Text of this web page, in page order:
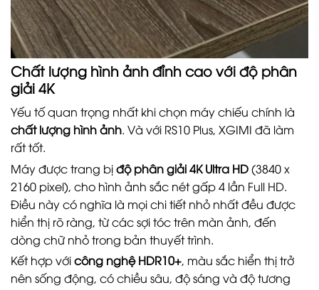
Chất lượng hình ảnh đỉnh cao với độ phân
giải 4K
Yếu tố quan trọng nhất khi chọn máy chiếu chính là
chất lượng hình ảnh. Và với RS10 Plus, XGIMI đã làm
rất tốt.
Máy được trang bịđộ phân giải 4K Ultra HD(3840 x
2160 pixel), cho hình ảnh sắc nét gấp 4 lần Full HD.
Điều này có nghĩa là mọi chi tiết nhỏ nhất đều được
hiển thị rõ ràng, từ các sợi tóc trên màn ảnh, đến
dòng chữ nhỏ trong bản thuyết trình.
Kết hợp vớicông nghệ HDR10+, màu sắc hiển thị trở
nên sống động, có chiều sâu, độ sáng và độ tương